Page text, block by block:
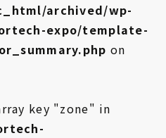
archived/wp-
expo/template-
on
key "zone" in